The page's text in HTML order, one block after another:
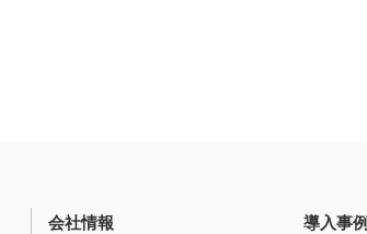
会社情報 導入事例